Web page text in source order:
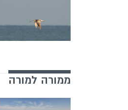
ממורה למורה